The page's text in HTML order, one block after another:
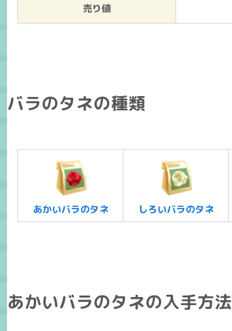
売り値
バラのタネの種類
あかいバラのタネ しろいバラのタネ
あかいバラのタネの入手方法